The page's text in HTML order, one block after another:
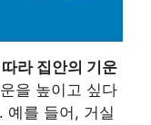
라 집안의 기운
을 높이고 싶다
예를 들어, 거실